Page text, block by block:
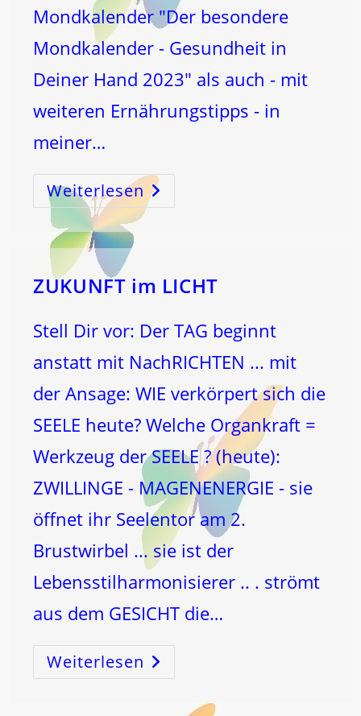
Mondkalender "Der besondere
Mondkalender - Gesundheit in
Deiner Hand 2023" als auch - mit
weiteren Ernährungstipps - in
meiner…
Weiterlesen MILZ-
KREBSenergie
–
ZUKUNFT im LICHT
Stell Dir vor: Der TAG beginnt
anstatt mit NachRICHTEN ... mit
der Ansage: WIE verkörpert sich die
SEELE heute? Welche Organkraft =
Werkzeug der SEELE ? (heute):
ZWILLINGE - MAGENENERGIE - sie
öffnet ihr Seelentor am 2.
Brustwirbel ... sie ist der
Lebensstilharmonisierer .. . strömt
aus dem GESICHT die…
Weiterlesen ZUKUNFT
Im
LICHT